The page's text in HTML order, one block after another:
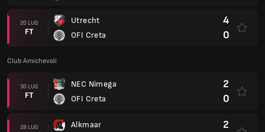
20 LUG
FT
Utrecht
OFI Creta
4
0
Club Amichevoli
30 LUG
FT
NEC Nimega
OFI Creta
2
0
28 LUG
Alkmaar
2